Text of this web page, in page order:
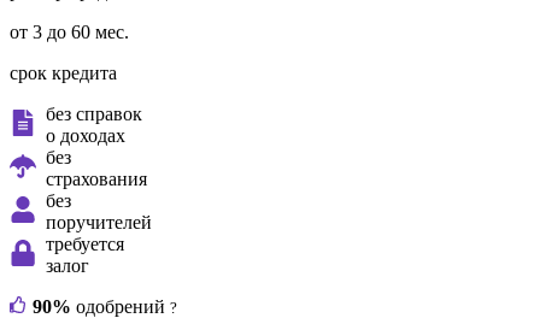
от 3 до 60 мес.
срок кредита
без справок
о доходах
без
страхования
без
поручителей
требуется
залог
90% одобрений ?